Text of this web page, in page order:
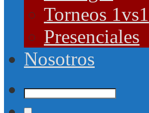
Torneos 1vs1
Presenciales
Nosotros